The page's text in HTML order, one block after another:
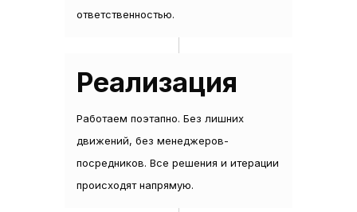
ответственностью.
Реализация
Работаем поэтапно. Без лишних
движений, без менеджеров-
посредников. Все решения и итерации
происходят напрямую.